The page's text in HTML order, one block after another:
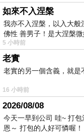
買最便宜.心得
分享推薦.好用.
較
最後選擇在這購
較有保障,也不
購入
如來不入涅槃
我亦不入涅槃，以入大般
佛性 善男子！是大涅槃
5 小時前
老實
老實的另一個含義，就是
16 小時前
2026/08/08
今天一早到公司 哇~ 打
恩～ 打包的人好可憐喔